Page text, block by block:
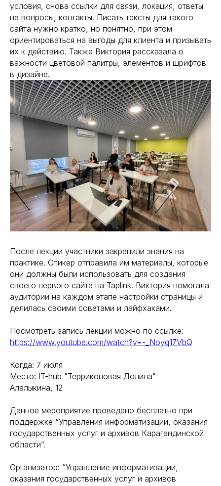
условия, снова ссылки для связи, локация, ответы
на вопросы, контакты. Писать тексты для такого
сайта нужно кратко, но понятно, при этом
ориентироваться на выгоды для клиента и призывать
их к действию. Также Виктория рассказала о
важности цветовой палитры, элементов и шрифтов
в дизайне.
После лекции участники закрепили знания на
практике. Спикер отправила им материалы, которые
они должны были использовать для создания
своего первого сайта на Taplink. Виктория помогала
аудитории на каждом этапе настройки страницы и
делилась своими советами и лайфхаками.
Посмотреть запись лекции можно по ссылке:
https://www.youtube.com/watch?v=-_Noyq17VbQ
Когда: 7 июля
Место: IT-hub "Терриконовая Долина"
Алалыкина, 12
Данное мероприятие проведено бесплатно при
поддержке “Управления информатизации, оказания
государственных услуг и архивов Карагандинской
области”.
Организатор: “Управление информатизации,
оказания государственных услуг и архивов